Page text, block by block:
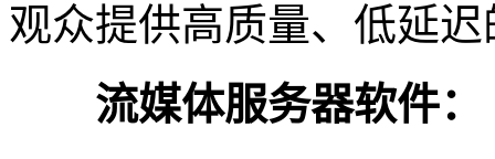
观众提供高质量、低延
流媒体服务器软件：